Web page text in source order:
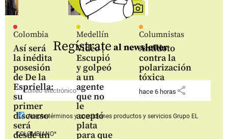
Colombia
Así será
la inédita
posesión
de De la
Espriella:
su
primer
discurso
será
desde un
Medellín
Video |
Escupió
y golpeó
a un
agente
que no
le
aceptó
plata
para que
Columnistas
Antídoto
contra la
polarización
tóxica
hace 6 horas share
Regístrate al newsletter
Aceptotérminos y condiciones productos y serviciosGrupo EL
COLOMBIANO*